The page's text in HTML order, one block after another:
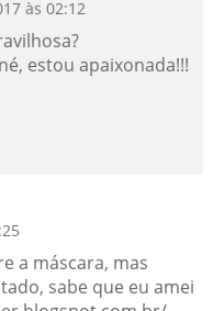
às 02:12
estou apaixonada!!!
a máscara, mas
sabe que eu amei